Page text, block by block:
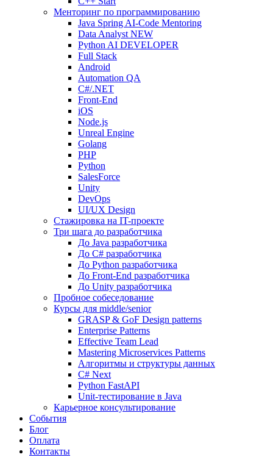
Менторинг по программированию
Java Spring AI-Code Mentoring
Data Analyst NEW
Python AI DEVELOPER
Full Stack
Android
Automation QA
C#/.NET
Front-End
iOS
Node.js
Unreal Engine
Golang
PHP
Python
SalesForce
Unity
DevOps
UI/UX Design
Стажировка на IT-проекте
Три шага до разработчика
До Java разработчика
До C# разработчика
До Python разработчика
До Front-End разработчика
До Unity разработчика
Пробное собеседование
Курсы для middle/senior
GRASP & GoF Design patterns
Enterprise Patterns
Effective Team Lead
Mastering Microservices Patterns
Алгоритмы и структуры данных
C# Next
Python FastAPI
Unit-тестирование в Java
Карьерное консультирование
События
Блог
Оплата
Контакты